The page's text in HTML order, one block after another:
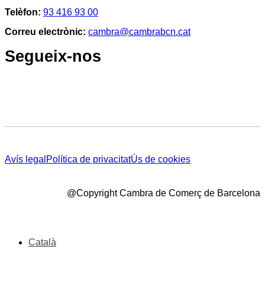
Telèfon: 93 416 93 00
Correu electrònic: cambra@cambrabcn.cat
Segueix-nos
Avís legal Política de privacitatÚs de cookies
@Copyright Cambra de Comerç de Barcelona
Català